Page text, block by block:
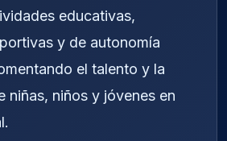
educativas,
y de autonomía
el talento y la
niñas, niños y jóvenes en